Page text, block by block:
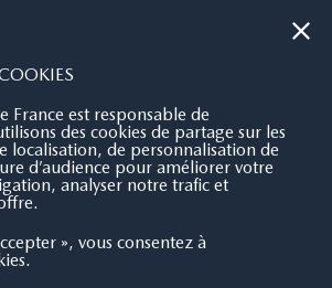
France est responsable de
des cookies de partage sur les
localisation, de personnalisation de
d’audience pour améliorer votre
analyser notre trafic et
», vous consentez à